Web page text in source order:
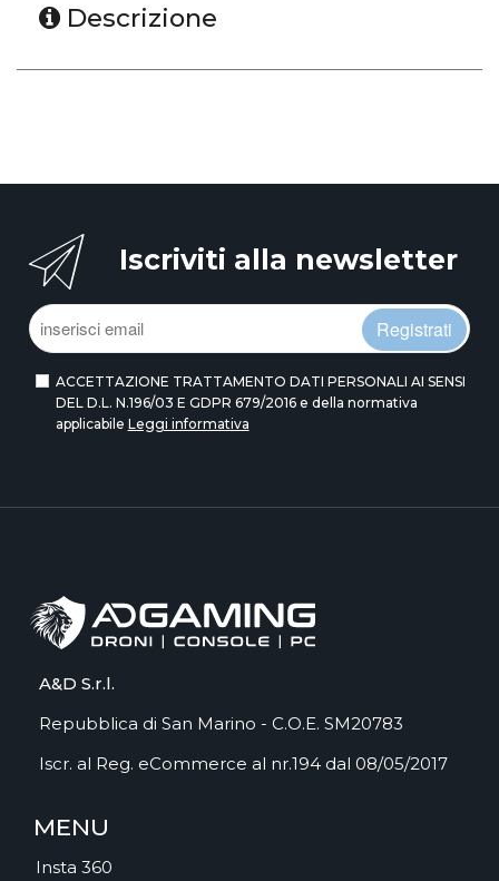
Descrizione
Iscriviti alla newsletter
Registrati
ACCETTAZIONE TRATTAMENTO DATI PERSONALI AI SENSI
DEL D.L. N.196/03 E GDPR 679/2016 e della normativa
applicabile Leggi informativa
A&D S.r.l.
Repubblica di San Marino - C.O.E. SM20783
Iscr. al Reg. eCommerce al nr.194 dal 08/05/2017
MENU
Insta 360